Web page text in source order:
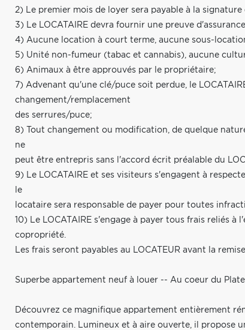
2) Le premier mois de loyer sera payable à la signature
3) Le LOCATAIRE devra fournir une preuve
4) Aucune location à court terme, aucune sous-
5) Unité non-fumeur (tabac et cannabis), aucune
6) Animaux à être approuvés par le propriétaire;
7) Advenant qu'une clé/puce soit perdue, le
changement/remplacement
des serrures/puce;
8) Tout changement ou modification, de quelque
ne
peut être entrepris sans l'accord écrit préalable du
9) Le LOCATAIRE et ses visiteurs s'engagent à
le
locataire sera responsable de payer pour toutes
10) Le LOCATAIRE s'engage à payer tous frais reliés
copropriété.
Les frais seront payables au LOCATEUR avant la
Superbe appartement neuf à louer -- Au coeur du
Découvrez ce magnifique appartement entièrement
contemporain. Lumineux et à aire ouverte, il propose